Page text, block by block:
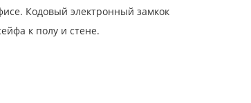
Кодовый электронный замкок
к полу и стене.